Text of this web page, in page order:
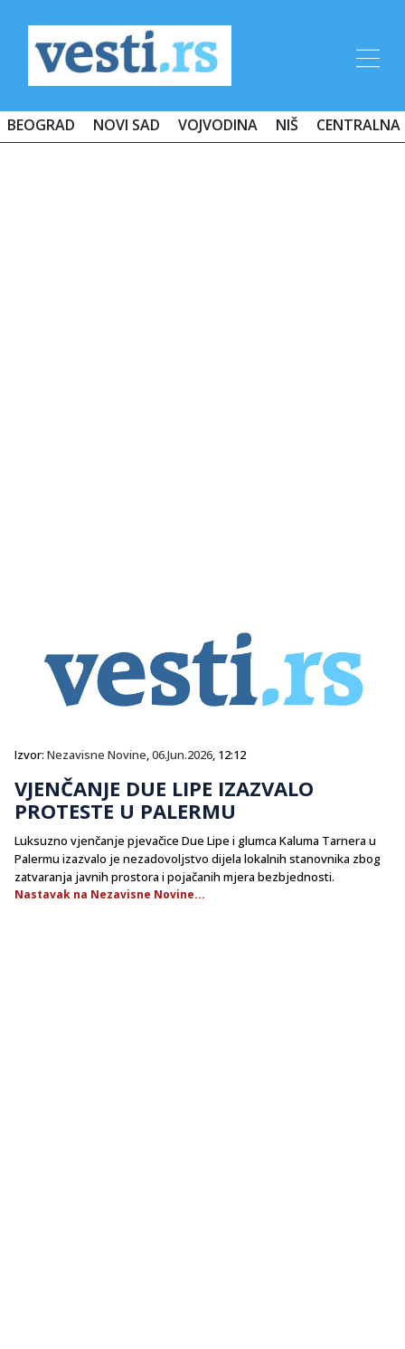
BEOGRAD NOVI SAD VOJVODINA NIŠ CENTRALNA
Izvor: Nezavisne Novine,06.Jun.2026, 12:12
VJENČANJE DUE LIPE IZAZVALO
PROTESTE U PALERMU
​Luksuzno vjenčanje pjevačice Due Lipe i glumca Kaluma Tarnera u
Palermu izazvalo je nezadovoljstvo dijela lokalnih stanovnika zbog
zatvaranja javnih prostora i pojačanih mjera bezbjednosti.
Nastavak na Nezavisne Novine...